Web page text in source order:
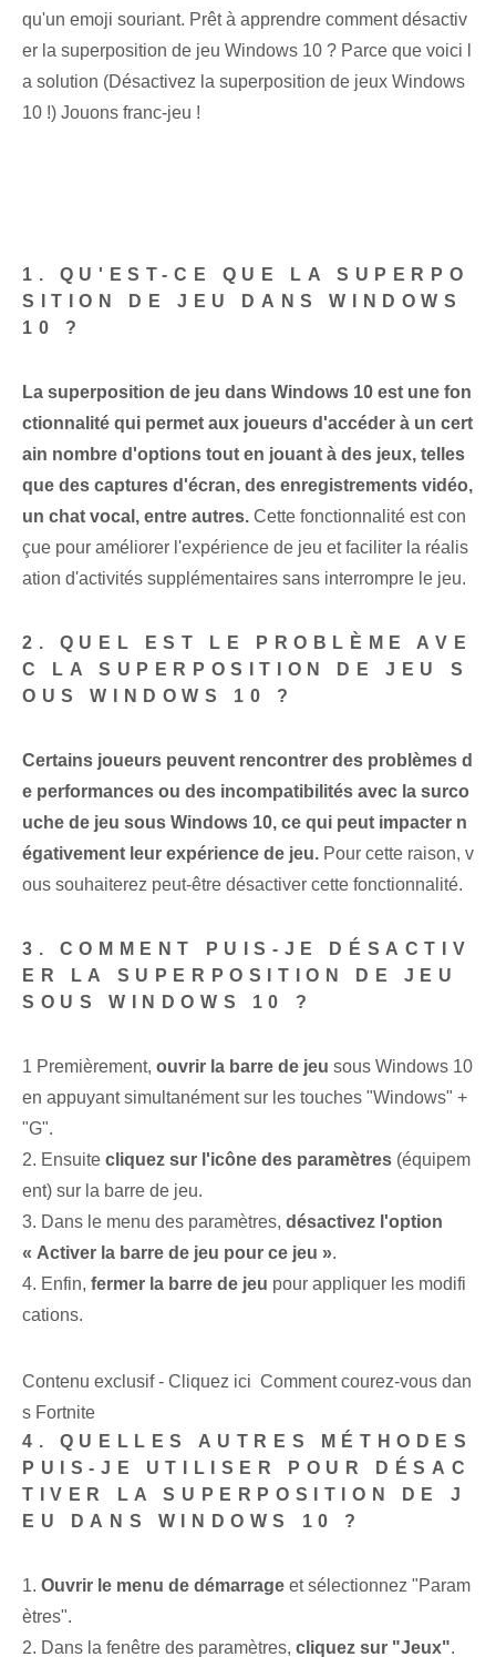
qu'un emoji souriant. Prêt à apprendre comment désactiv
er la superposition de jeu Windows 10 ? Parce que voici l
a solution (Désactivez la superposition de jeux Windows
10 !) Jouons franc-jeu !
1. QU'EST-CE QUE LA SUPERPO
SITION DE JEU DANS WINDOWS
10 ?
La superposition de jeu dans Windows 10 est une fon
ctionnalité qui permet aux joueurs d'accéder à un cert
ain nombre d'options tout en jouant à des jeux, telles
que des captures d'écran, des enregistrements vidéo,
un chat vocal, entre autres. Cette fonctionnalité est con
çue pour améliorer l'expérience de jeu et faciliter la réalis
ation d'activités supplémentaires sans interrompre le jeu.
2. QUEL EST LE PROBLÈME AVE
C LA SUPERPOSITION DE JEU S
OUS WINDOWS 10 ?
Certains joueurs peuvent rencontrer des problèmes d
e performances ou des incompatibilités avec la surco
uche de jeu sous Windows 10, ce qui peut impacter n
égativement leur expérience de jeu. Pour cette raison, v
ous souhaiterez peut-être désactiver cette fonctionnalité.
3. COMMENT PUIS-JE DÉSACTIV
ER LA SUPERPOSITION DE JEU
SOUS WINDOWS 10 ?
1 Premièrement, ouvrir la barre de jeu sous Windows 10
en appuyant simultanément sur les touches "Windows" +
"G".
2. Ensuite cliquez sur l'icône des paramètres (équipem
ent) sur la barre de jeu.
3. Dans le menu des paramètres, désactivez l'option
« Activer la barre de jeu pour ce jeu ».
4. Enfin, fermer la barre de jeu pour appliquer les modifi
cations.
Contenu exclusif - Cliquez ici Comment courez-vous dan
s Fortnite
4. QUELLES AUTRES MÉTHODES
PUIS-JE UTILISER POUR DÉSAC
TIVER LA SUPERPOSITION DE J
EU DANS WINDOWS 10 ?
1. Ouvrir le menu de démarrage et sélectionnez "Param
ètres".
2. Dans la fenêtre des paramètres, cliquez sur "Jeux".